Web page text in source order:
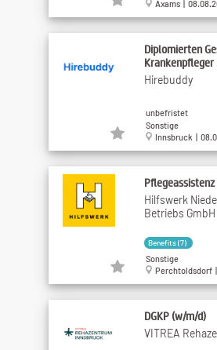
Axams |
Diplomierten
Krankenpfleger
Hirebuddy
unbefristet
Sonstige
Innsbruck |
Hilfswerk
Betriebs GmbH
Benefits (7)
Sonstige
Perchtoldsdorf
DGKP (w/m/d)
VITREA